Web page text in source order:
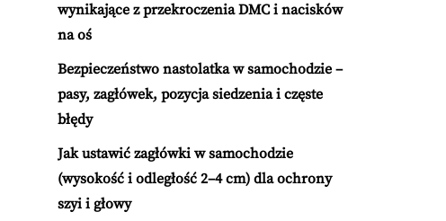
wynikające z przekroczenia DMC i nacisków
na oś
Bezpieczeństwo nastolatka w samochodzie –
pasy, zagłówek, pozycja siedzenia i częste
błędy
Jak ustawić zagłówki w samochodzie
(wysokość i odległość 2–4 cm) dla ochrony
szyi i głowy